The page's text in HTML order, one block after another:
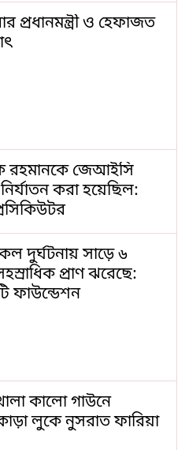
প্রধানমন্ত্রী ও হেফাজত
রহমানকে জেআইসি
করা হয়েছিল:
দুর্ঘটনায় সাড়ে ৬
প্রাণ ঝরেছে:
ফাউন্ডেশন
কালো গাউনে
লুকে নুসরাত ফারিয়া